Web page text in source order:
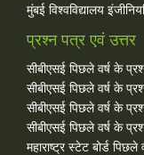
मुंबई विश्वविद्यालय
प्रश्न पत्र एवं उत्तर
सीबीएसई पिछले वर्ष के
सीबीएसई पिछले वर्ष के
सीबीएसई पिछले वर्ष के
सीबीएसई पिछले वर्ष के
महाराष्ट्र स्टेट बोर्ड